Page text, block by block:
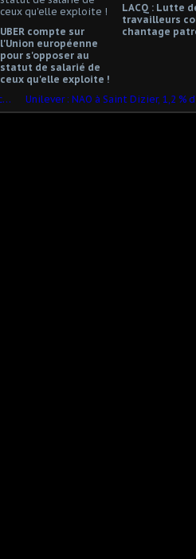
UBER compte sur
l'Union européenne
pour s'opposer au
statut de salarié de
ceux qu'elle exploite !
LACQ : Lutte
travailleurs
chantage
Salariés d'Air France devant les tribunaux : un procès de caractère politique !